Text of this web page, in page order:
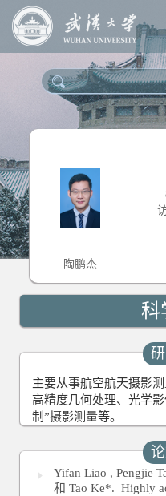
陶鹏杰
科
主要从事航空航天摄影
高精度几何处理、光学
制”摄影测量等。
Yifan Liao , Pengjie
和 Tao Ke*. Highly